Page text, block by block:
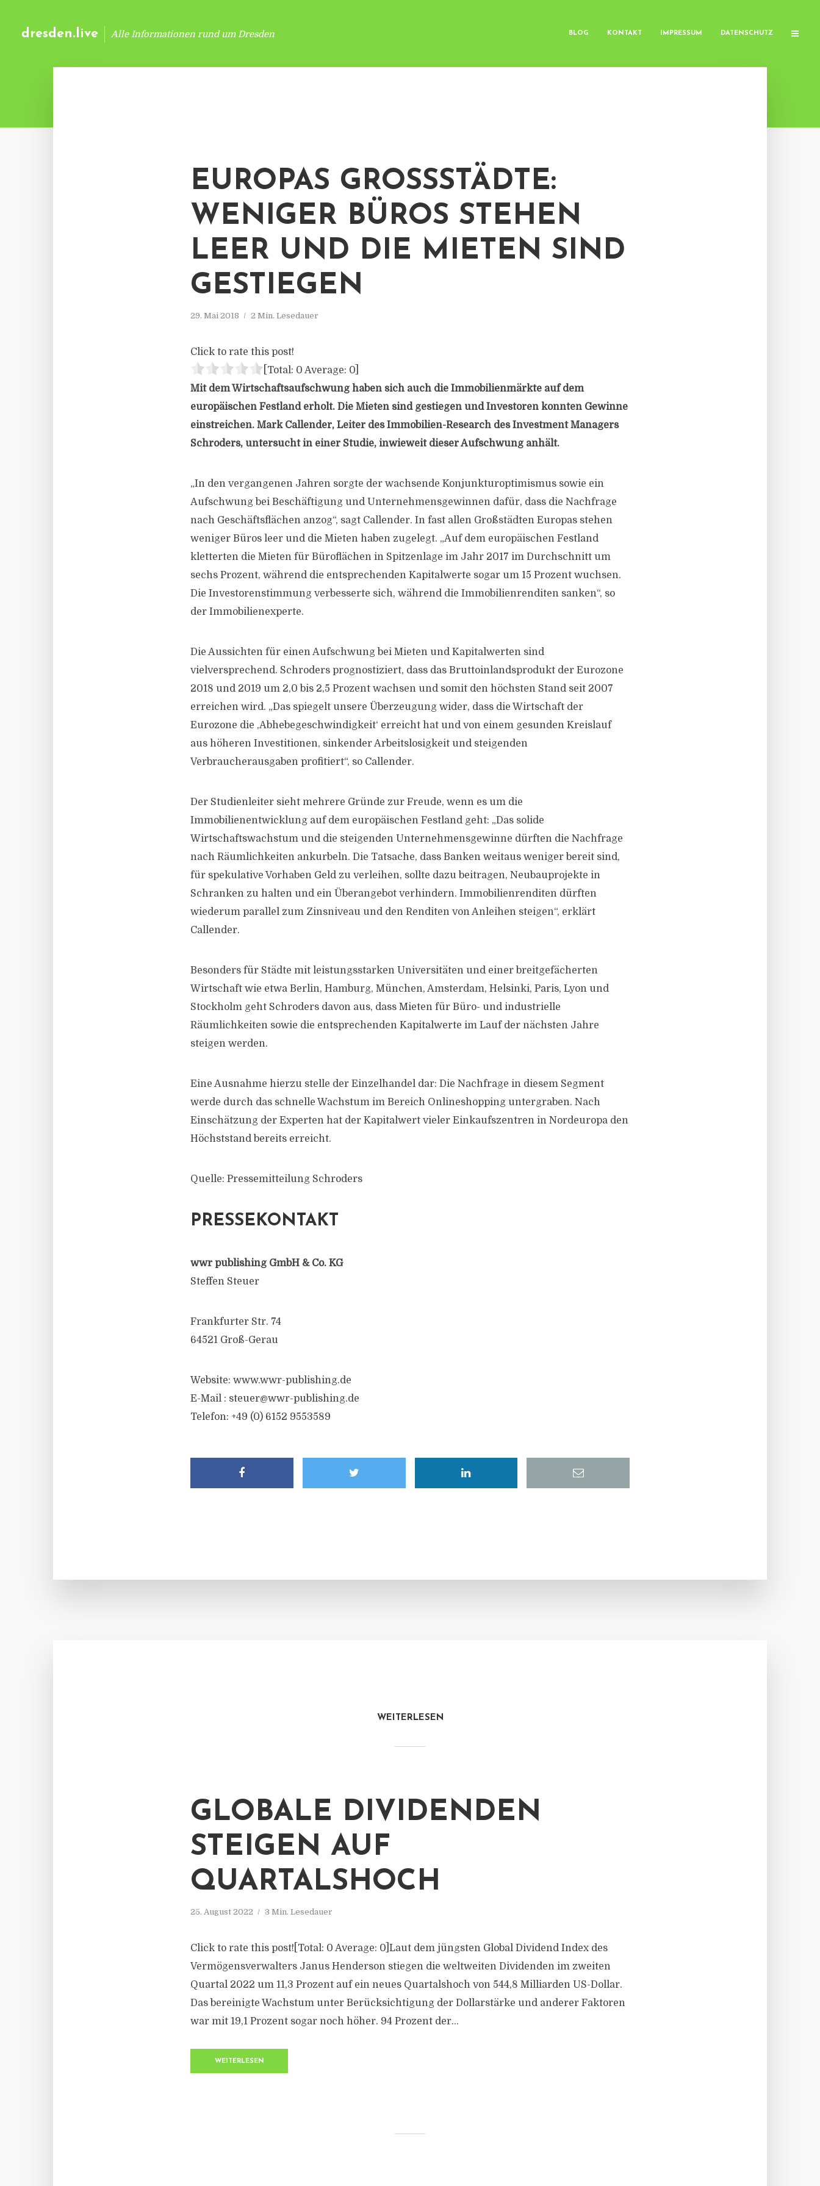
dresden.live Alle Informationen rund um Dresden BLOG KONTAKT IMPRESSUM DATENSCHUTZ
EUROPAS GROSSSTÄDTE: W
ENIGER BÜROS STEHEN L
EER UND DIE MIETEN SIND G
ESTIEGEN
29. Mai 2018 2 Min. Lesedauer
Click to rate this post!
[Total: 0 Average: 0
Mit dem Wirtschaftsaufschwung haben sich auch die Immobilienmärkte auf dem
europäischen Festland erholt. Die Mieten sind gestiegen und Investoren konnten Gewinne
einstreichen. Mark Callender, Leiter des Immobilien-Research des Investment Managers
Schroders, untersucht in einer Studie, inwieweit dieser Aufschwung anhält.
„In den vergangenen Jahren sorgte der wachsende Konjunkturoptimismus sowie ein
Aufschwung bei Beschäftigung und Unternehmensgewinnen dafür, dass die Nachfrage
nach Geschäftsflächen anzog“, sagt Callender. In fast allen Großstädten Europas stehen
weniger Büros leer und die Mieten haben zugelegt. „Auf dem europäischen Festland
kletterten die Mieten für Büroflächen in Spitzenlage im Jahr 2017 im Durchschnitt um
sechs Prozent, während die entsprechenden Kapitalwerte sogar um 15 Prozent wuchsen.
Die Investorenstimmung verbesserte sich, während die Immobilienrenditen sanken“, so
der Immobilienexperte.
Die Aussichten für einen Aufschwung bei Mieten und Kapitalwerten sind
vielversprechend. Schroders prognostiziert, dass das Bruttoinlandsprodukt der Eurozone
2018 und 2019 um 2,0 bis 2,5 Prozent wachsen und somit den höchsten Stand seit 2007
erreichen wird. „Das spiegelt unsere Überzeugung wider, dass die Wirtschaft der
Eurozone die ‚Abhebegeschwindigkeit‘ erreicht hat und von einem gesunden Kreislauf
aus höheren Investitionen, sinkender Arbeitslosigkeit und steigenden
Verbraucherausgaben profitiert“, so Callender.
Der Studienleiter sieht mehrere Gründe zur Freude, wenn es um die
Immobilienentwicklung auf dem europäischen Festland geht: „Das solide
Wirtschaftswachstum und die steigenden Unternehmensgewinne dürften die Nachfrage
nach Räumlichkeiten ankurbeln. Die Tatsache, dass Banken weitaus weniger bereit sind,
für spekulative Vorhaben Geld zu verleihen, sollte dazu beitragen, Neubauprojekte in
Schranken zu halten und ein Überangebot verhindern. Immobilienrenditen dürften
wiederum parallel zum Zinsniveau und den Renditen von Anleihen steigen“, erklärt
Callender.
Besonders für Städte mit leistungsstarken Universitäten und einer breitgefächerten
Wirtschaft wie etwa Berlin, Hamburg, München, Amsterdam, Helsinki, Paris, Lyon und
Stockholm geht Schroders davon aus, dass Mieten für Büro- und industrielle
Räumlichkeiten sowie die entsprechenden Kapitalwerte im Lauf der nächsten Jahre
steigen werden.
Eine Ausnahme hierzu stelle der Einzelhandel dar: Die Nachfrage in diesem Segment
werde durch das schnelle Wachstum im Bereich Onlineshopping untergraben. Nach
Einschätzung der Experten hat der Kapitalwert vieler Einkaufszentren in Nordeuropa den
Höchststand bereits erreicht.
Quelle: Pressemitteilung Schroders
PRESSEKONTAKT
wwr publishing GmbH & Co. KG
Steffen Steuer
Frankfurter Str. 74
64521 Groß-Gerau
Website: www.wwr-publishing.de
E-Mail : steuer@wwr-publishing.de
Telefon: +49 (0) 6152 9553589
WEITERLESEN
GLOBALE DIVIDENDEN
STEIGEN AUF
QUARTALSHOCH
25. August 2022 3 Min. Lesedauer
Click to rate this post![Total: 0 Average: 0]Laut dem jüngsten Global Dividend Index des
Vermögensverwalters Janus Henderson stiegen die weltweiten Dividenden im zweiten
Quartal 2022 um 11,3 Prozent auf ein neues Quartalshoch von 544,8 Milliarden US-Dollar.
Das bereinigte Wachstum unter Berücksichtigung der Dollarstärke und anderer Faktoren
war mit 19,1 Prozent sogar noch höher. 94 Prozent der...
WEITERLESEN